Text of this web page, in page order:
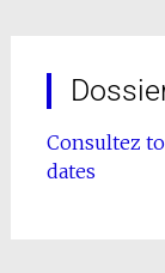
Consultez
dates